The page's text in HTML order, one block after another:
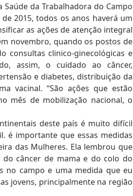
da Trabalhadora do Campo
2015, todos os anos haverá um
as ações de atenção integral
novembro, quando os postos de
consultas clinico-ginecológicas e
assim, o cuidado ao câncer,
e diabetes, distribuição da
vacinal. “São ações que estão
mês de mobilização nacional, o
deste país é muito difícil
é importante que essas medidas
das Mulheres. Ela lembrou que
câncer de mama e do colo do
no campo e uma medida que eu
jovens, principalmente na região